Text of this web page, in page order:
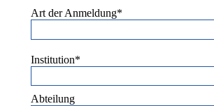
Art der Anmeldung*
Institution*
Abteilung